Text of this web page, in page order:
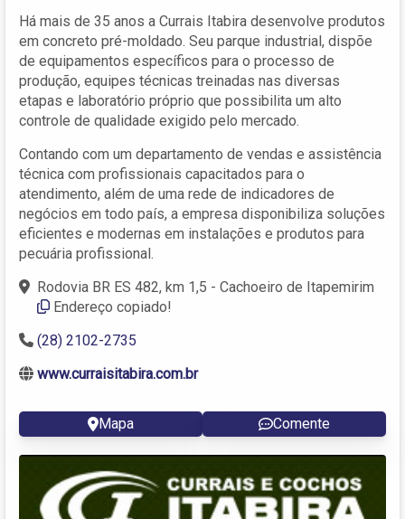
Há mais de 35 anos a Currais Itabira desenvolve produtos
em concreto pré-moldado. Seu parque industrial, dispõe
de equipamentos específicos para o processo de
produção, equipes técnicas treinadas nas diversas
etapas e laboratório próprio que possibilita um alto
controle de qualidade exigido pelo mercado.
Contando com um departamento de vendas e assistência
técnica com profissionais capacitados para o
atendimento, além de uma rede de indicadores de
negócios em todo país, a empresa disponibiliza soluções
eficientes e modernas em instalações e produtos para
pecuária profissional.
Rodovia BR ES 482, km 1,5 - Cachoeiro de Itapemirim
Endereço copiado!
(28) 2102-2735
www.curraisitabira.com.br
Mapa Comente